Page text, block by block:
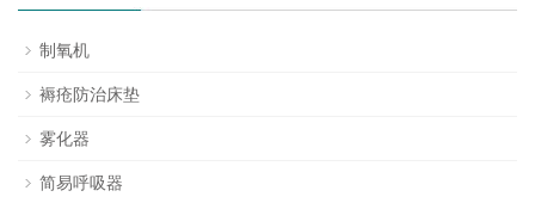
制氧机
褥疮防治床垫
雾化器
简易呼吸器